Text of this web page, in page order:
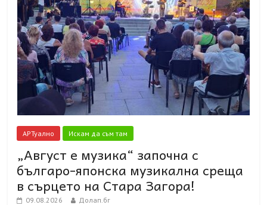
АРТуално Искам да съм там
„Август е музика“ започна с
българо-японска музикална среща
в сърцето на Стара Загора!
09.08.2026 Долап.бг